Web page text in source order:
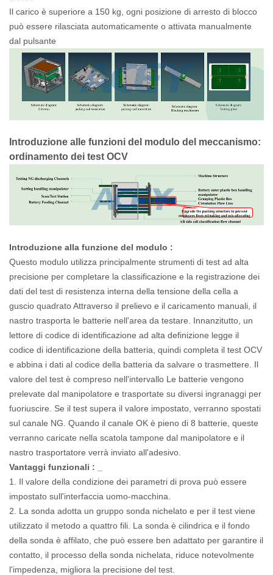
Il carico è superiore a 150 kg, ogni posizione di arresto di blocco
può essere rilasciata automaticamente o attivata manualmente
dal pulsante
Introduzione alle funzioni del modulo del meccanismo:
ordinamento dei test OCV
Introduzione alla funzione del modulo :
Questo modulo utilizza principalmente strumenti di test ad alta
precisione per completare la classificazione e la registrazione dei
dati del test di resistenza interna della tensione della cella a
guscio quadrato Attraverso il prelievo e il caricamento manuali, il
nastro trasporta le batterie nell'area da testare. Innanzitutto, un
lettore di codice di identificazione ad alta definizione legge il
codice di identificazione della batteria, quindi completa il test OCV
e abbina i dati al codice della batteria da salvare o trasmettere. Il
valore del test è compreso nell'intervallo Le batterie vengono
prelevate dal manipolatore e trasportate su diversi ingranaggi per
fuoriuscire. Se il test supera il valore impostato, verranno spostati
sul canale NG. Quando il canale OK è pieno di 8 batterie, queste
verranno caricate nella scatola tampone dal manipolatore e il
nastro trasportatore verrà inviato all'adesivo.
Vantaggi funzionali :
1. Il valore della condizione dei parametri di prova può essere
impostato sull'interfaccia uomo-macchina.
2. La sonda adotta un gruppo sonda nichelato e per il test viene
utilizzato il metodo a quattro fili. La sonda è cilindrica e il fondo
della sonda è affilato, che può essere ben adattato per garantire il
contatto, il processo della sonda nichelata, riduce notevolmente
l'impedenza, migliora la precisione del test.